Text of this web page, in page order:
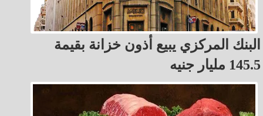
البنك المركزي يبيع أذون خزانة بقيمة
145.5 مليار جنيه